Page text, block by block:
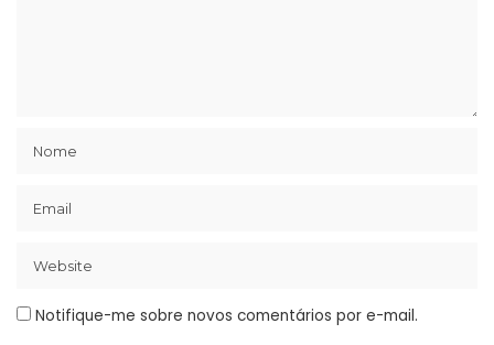
Notifique-me sobre novos comentários por e-mail.